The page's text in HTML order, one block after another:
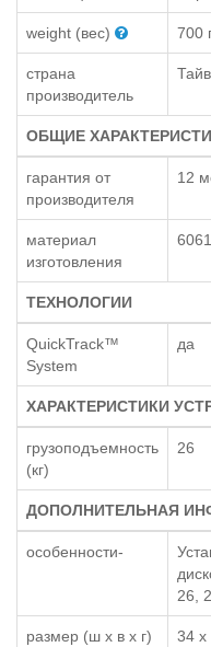
weight (вес) 700
страна
производитель
ОБЩИЕ
гарантия от
производителя
12
материал
изготовления
ТЕХНОЛОГИИ
QuickTrack™
System
да
ХАРАКТЕРИСТИКИ
грузоподъемность
(кг)
26
ДОПОЛНИТЕЛЬНАЯ
особенности-
26,
размер (ш x в x г) 34 x